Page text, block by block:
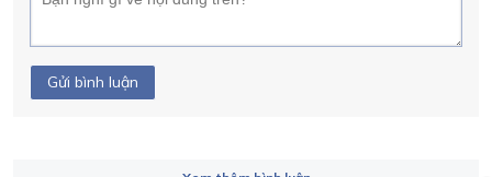
Gửi bình luận